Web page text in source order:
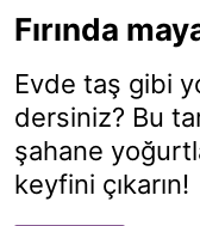
Fırında
Evde taş gibi
dersiniz? Bu
şahane
keyfini çıkarın!